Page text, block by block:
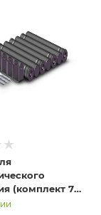
(комплект 7